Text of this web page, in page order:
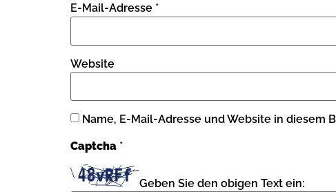
E-Mail-Adresse *
Website
Name, E-Mail-Adresse und Website in
Captcha *
Geben Sie den obigen Text ein: